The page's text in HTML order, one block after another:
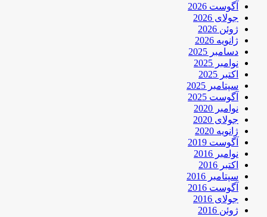
آگوست 2026
جولای 2026
ژوئن 2026
ژانویه 2026
دسامبر 2025
نوامبر 2025
اکتبر 2025
سپتامبر 2025
آگوست 2025
نوامبر 2020
جولای 2020
ژانویه 2020
آگوست 2019
نوامبر 2016
اکتبر 2016
سپتامبر 2016
آگوست 2016
جولای 2016
ژوئن 2016